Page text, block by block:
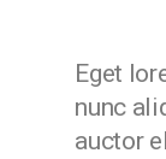
Eget
nunc
auctor